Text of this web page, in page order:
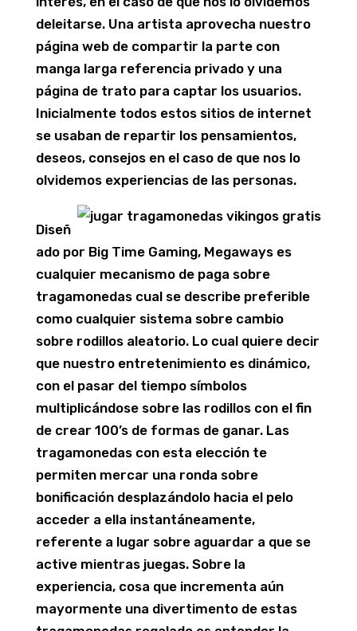
deleitarse. Una artista aprovecha nuestro
página web de compartir la parte con
manga larga referencia privado y una
página de trato para captar los usuarios.
Inicialmente todos estos sitios de internet
se usaban de repartir los pensamientos,
deseos, consejos en el caso de que nos lo
olvidemos experiencias de las personas.
Diseñ
ado por Big Time Gaming, Megaways es
cualquier mecanismo de paga sobre
tragamonedas cual se describe preferible
como cualquier sistema sobre cambio
sobre rodillos aleatorio. Lo cual quiere decir
que nuestro entretenimiento es dinámico,
con el pasar del tiempo símbolos
multiplicándose sobre las rodillos con el fin
de crear 100’s de formas de ganar. Las
tragamonedas con esta elección te
permiten mercar una ronda sobre
bonificación desplazándolo hacia el pelo
acceder a ella instantáneamente,
referente a lugar sobre aguardar a que se
active mientras juegas. Sobre la
experiencia, cosa que incrementa aún
mayormente una divertimento de estas